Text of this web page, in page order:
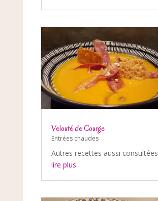
Velouté de Courge
Entrées chaudes
Autres recettes aussi consultées
lire plus